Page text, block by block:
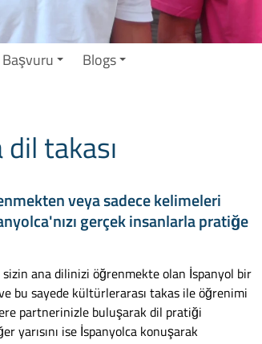
Başvuru Blogs
takası
veya sadece kelimeleri
gerçek insanlarla pratiğe
ana dilinizi öğrenmekte olan İspanyol bir
bu sayede kültürlerarası takas ile öğrenimi
partnerinizle buluşarak dil pratiği
yarısını ise İspanyolca konuşarak